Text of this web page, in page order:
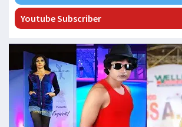
Youtube Subscriber